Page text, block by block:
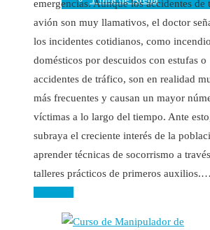
Noticias Sanitarias
Enlaces
emergencias. Aunque los accidentes de
avión son muy llamativos, el doctor
los incidentes cotidianos, como
domésticos por descuidos con estufas o
accidentes de tráfico, son en realidad
más frecuentes y causan un mayor
víctimas a lo largo del tiempo. Ante
subraya el creciente interés de la
aprender técnicas de socorrismo a
talleres prácticos de primeros auxilios.…